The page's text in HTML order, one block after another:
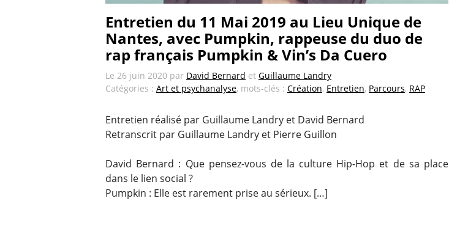
Entretien du 11 Mai 2019 au Lieu Unique de
Nantes, avec Pumpkin, rappeuse du duo de
rap français Pumpkin & Vin’s Da Cuero
Le 26 juin 2020 par David Bernard et Guillaume Landry
Catégories : Art et psychanalyse, mots-clés : Création, Entretien, Parcours, RAP
Entretien réalisé par Guillaume Landry et David Bernard
Retranscrit par Guillaume Landry et Pierre Guillon
David Bernard : Que pensez-vous de la culture Hip-Hop et de sa place
dans le lien social ?
Pumpkin : Elle est rarement prise au sérieux. […]